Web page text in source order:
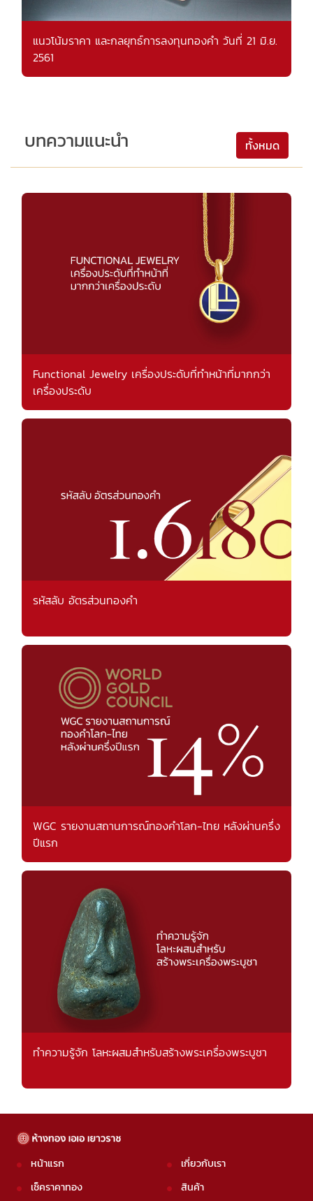
แนวโน้มราคา และกลยุทธ์การลงทุนทองคำ วันที่ 21 มิ.ย.
2561
ทั้งหมด
บทความแนะนำ
Functional Jewelry เครื่องประดับที่ทำหน้าที่มากกว่า
เครื่องประดับ
รหัสลับ อัตรส่วนทองคำ
WGC รายงานสถานการณ์ทองคำโลก-ไทย หลังผ่านครึ่ง
ปีแรก
ทำความรู้จัก โลหะผสมสำหรับสร้างพระเครื่องพระบูชา
หน้าแรก
เช็คราคาทอง
เกี่ยวกับเรา
สินค้า